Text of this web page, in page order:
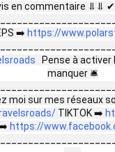
en commentaire ⥥⥥ ✔
➡️ https://
Pense à
manquer 🛎
moi sur mes réseaux
TIKTOK ➡️
➡️ https://